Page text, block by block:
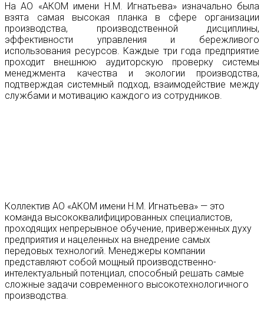
На АО «АКОМ имени Н.М. Игнатьева» изначально была
взята самая высокая планка в сфере организации
производства, производственной дисциплины,
эффективности управления и бережливого
использования ресурсов. Каждые три года предприятие
проходит внешнюю аудиторскую проверку системы
менеджмента качества и экологии производства,
подтверждая системный подход, взаимодействие между
службами и мотивацию каждого из сотрудников.
Коллектив АО «АКОМ имени Н.М. Игнатьева» — это
команда высококвалифицированных специалистов,
проходящих непрерывное обучение, приверженных духу
предприятия и нацеленных на внедрение самых
передовых технологий. Менеджеры компании
представляют собой мощный производственно-
интелектуальный потенциал, способный решать самые
сложные задачи современного высокотехнологичного
производства.